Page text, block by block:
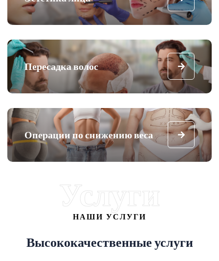
Пересадка волос
Операции по снижению веса
Услуги
НАШИ УСЛУГИ
Высококачественные услуги